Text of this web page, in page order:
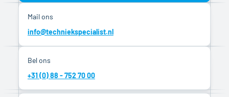
Mail ons
info@techniekspecialist.nl
Bel ons
+31 (0) 88 - 752 70 00